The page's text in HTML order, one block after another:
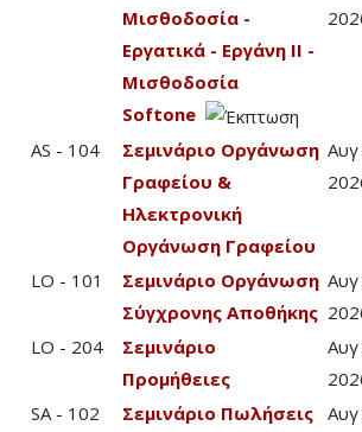
Μισθοδοσία -
Εργατικά - Εργάνη ΙΙ -
Μισθοδοσία
Softone
AS - 104
Σεμινάριο Οργάνωση
Γραφείου &
Ηλεκτρονική
Οργάνωση Γραφείου
LO - 101
Σεμινάριο Οργάνωση
Σύγχρονης Αποθήκης
LO - 204
Σεμινάριο
Προμήθειες
SA - 102
Σεμινάριο Πωλήσεις